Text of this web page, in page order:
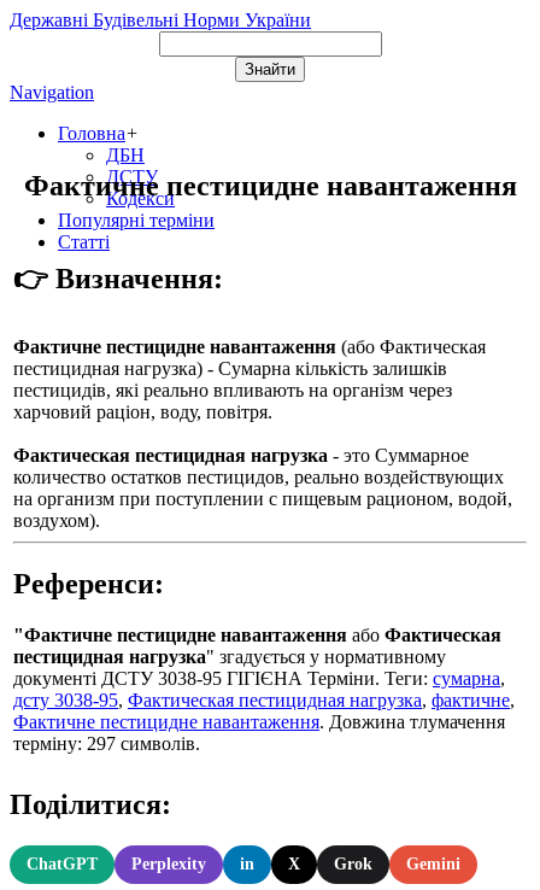
Державні Будівельні Норми України
Navigation
Головна+
ДБН
ДСТУ
Кодекси
Популярні терміни
Статті
Фактичне пестицидне навантаження
👉 Визначення:
Фактичне пестицидне навантаження (або Фактическая
пестицидная нагрузка) - Сумарна кількість залишків
пестицидів, які реально впливають на організм через
харчовий раціон, воду, повітря.
Фактическая пестицидная нагрузка - это Суммарное
количество остатков пестицидов, реально воздействующих
на организм при поступлении с пищевым рационом, водой,
воздухом).
Референси:
"Фактичне пестицидне навантаження або Фактическая
пестицидная нагрузка" згадується у нормативному
документі ДСТУ 3038-95 ГIГIЄНА Терміни. Теги: сумарна,
дсту 3038-95, Фактическая пестицидная нагрузка, фактичне,
Фактичне пестицидне навантаження. Довжина тлумачення
терміну: 297 символів.
Поділитися:
ChatGPT Perplexity in X Grok Gemini